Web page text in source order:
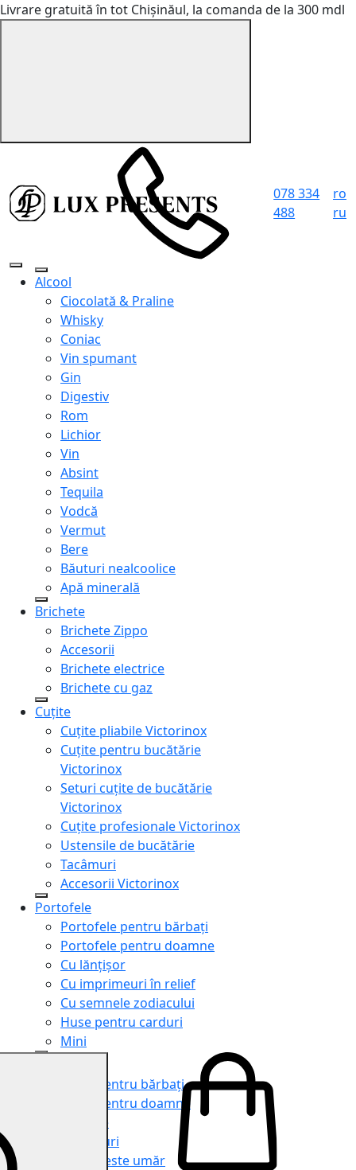
Livrare gratuită în tot Chișinăul, la comanda de la 300 mdl
078 334
488
ro
ru
Alcool
Ciocolată & Praline
Whisky
Coniac
Vin spumant
Gin
Digestiv
Rom
Lichior
Vin
Absint
Tequila
Vodcă
Vermut
Bere
Băuturi nealcoolice
Apă minerală
Brichete
Brichete Zippo
Accesorii
Brichete electrice
Brichete cu gaz
Cuțite
Cuțite pliabile Victorinox
Cuțite pentru bucătărie
Victorinox
Seturi cuțite de bucătărie
Victorinox
Cuțite profesionale Victorinox
Ustensile de bucătărie
Tacâmuri
Accesorii Victorinox
Portofele
Portofele pentru bărbați
Portofele pentru doamne
Cu lănțișor
Cu imprimeuri în relief
Cu semnele zodiacului
Huse pentru carduri
Mini
Genți pentru bărbați
Genți pentru doamne
Serviete
Rucsacuri
Genți peste umăr